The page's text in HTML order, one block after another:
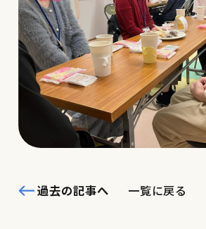
一覧に戻る
過去の記事へ